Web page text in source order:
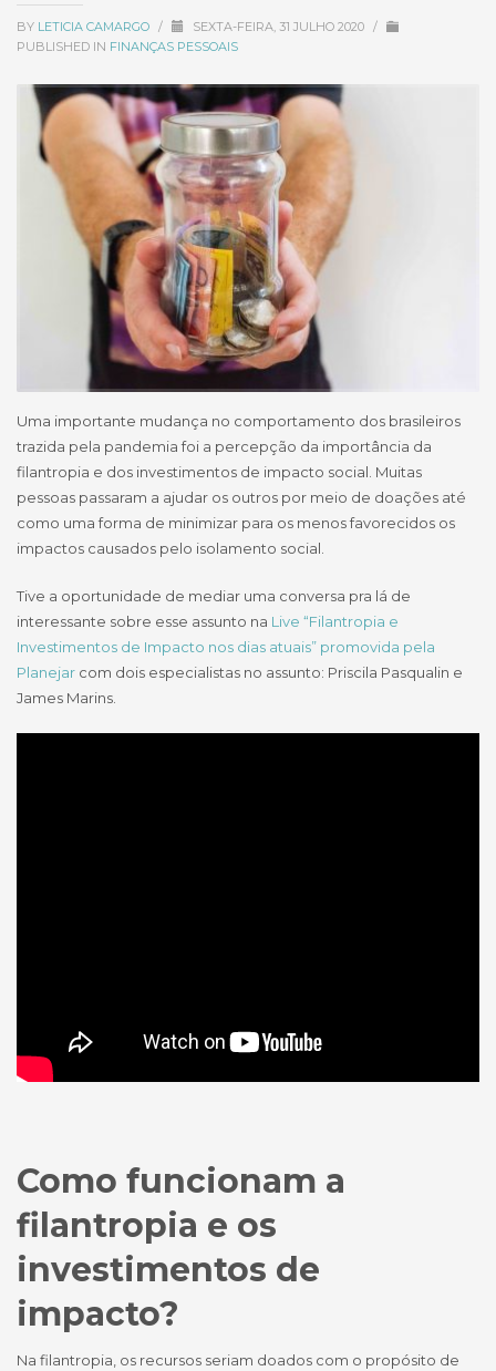
BY LETICIA CAMARGO / SEXTA-FEIRA, 31 JULHO 2020 /
PUBLISHED IN FINANÇAS PESSOAIS
Uma importante mudança no comportamento dos brasileiros
trazida pela pandemia foi a percepção da importância da
filantropia e dos investimentos de impacto social. Muitas
pessoas passaram a ajudar os outros por meio de doações até
como uma forma de minimizar para os menos favorecidos os
impactos causados pelo isolamento social.
Tive a oportunidade de mediar uma conversa pra lá de
interessante sobre esse assunto na Live “Filantropia e
Investimentos de Impacto nos dias atuais” promovida pela
Planejar com dois especialistas no assunto: Priscila Pasqualin e
James Marins.
Como funcionam a
filantropia e os
investimentos de
impacto?
Na filantropia, os recursos seriam doados com o propósito de